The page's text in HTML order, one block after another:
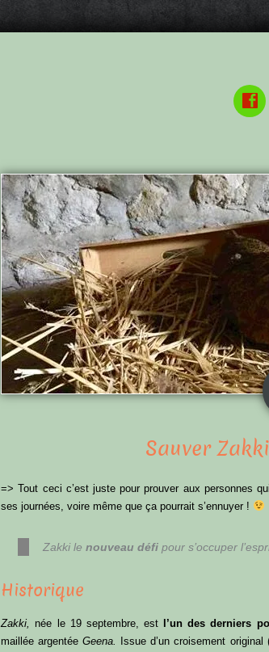
Sauver
=> Tout ceci c’est juste pour prouver aux personnes
ses journées, voire même que ça pourrait s’ennuyer !
Zakkile nouveau défi pour s’occuper
Historique
Zakki, née le 19 septembre, est l’un des derniers
maillée argentéeGeena.
Issue d’un croisement